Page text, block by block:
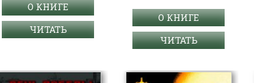
О КНИГЕ
ЧИТАТЬ
О КНИГЕ
ЧИТАТЬ